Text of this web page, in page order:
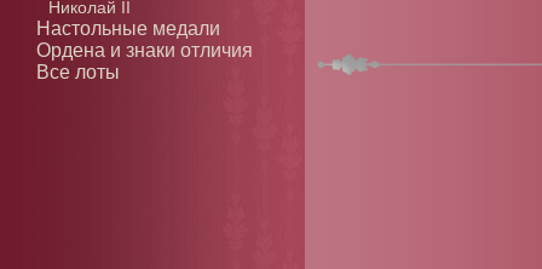
Николай II
Настольные медали
Ордена и знаки отличия
Все лоты